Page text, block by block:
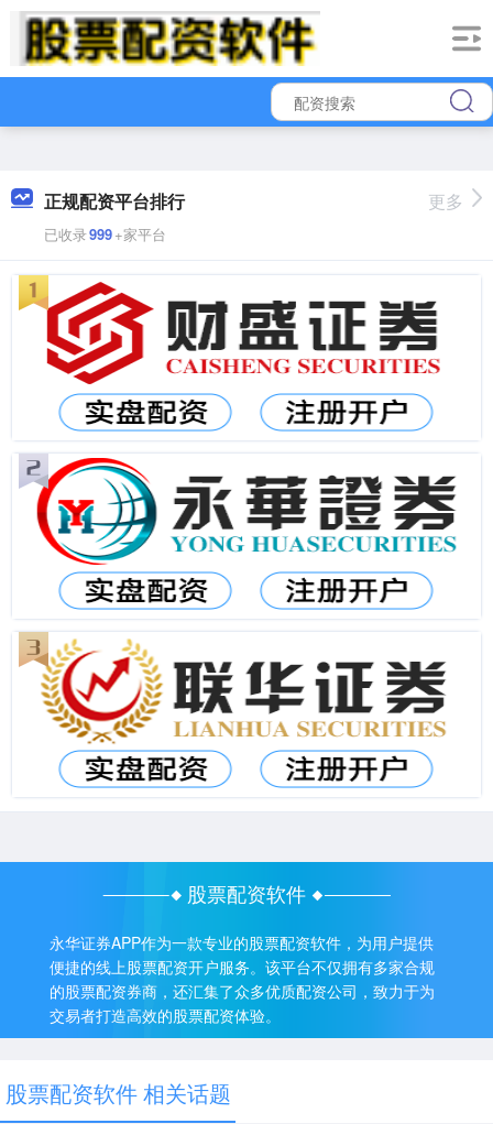
正规配资平台排行
已收录999+家平台
更多
股票配资软件
永华证券APP作为一款专业的股票配资软件，为用户提供
便捷的线上股票配资开户服务。该平台不仅拥有多家合规
的股票配资券商，还汇集了众多优质配资公司，致力于为
交易者打造高效的股票配资体验。
股票配资软件 相关话题